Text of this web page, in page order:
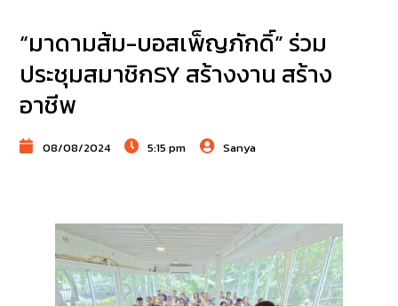
“มาดามส้ม-บอสเพ็ญภักดิ์” ร่วม
ประชุมสมาชิกSY สร้างงาน สร้าง
อาชีพ
08/08/2024 5:15 pm Sanya